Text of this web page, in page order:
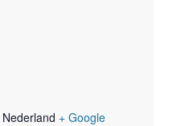
Nederland + Google